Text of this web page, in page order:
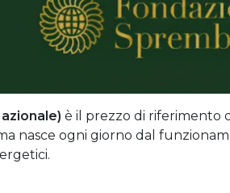
è il prezzo di riferimento
nasce ogni giorno dal